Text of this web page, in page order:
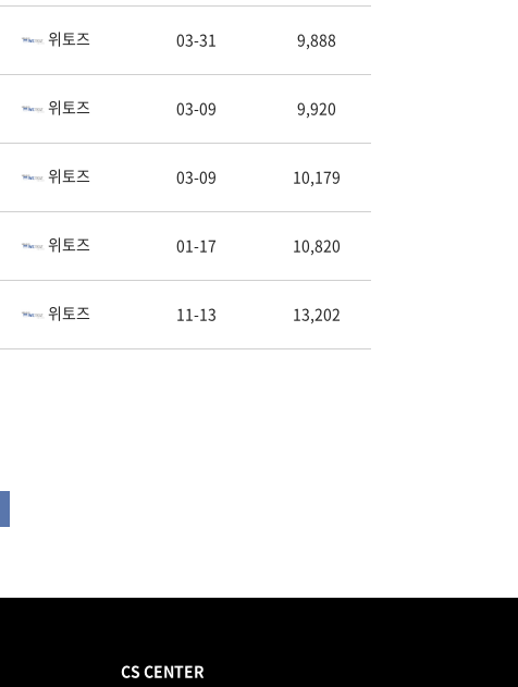
위토즈 03-31 9,888
위토즈 03-09 9,920
위토즈 03-09 10,179
위토즈 01-17 10,820
위토즈 11-13 13,202
CS CENTER